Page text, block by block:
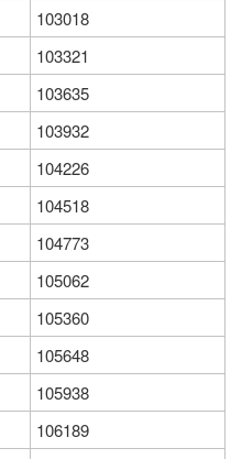
103018
103321
103635
103932
104226
104518
104773
105062
105360
105648
105938
106189